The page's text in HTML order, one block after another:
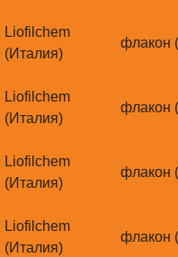
Liofilchem
(Италия)
флакон
Liofilchem
(Италия)
флакон
Liofilchem
(Италия)
флакон
Liofilchem
(Италия)
флакон